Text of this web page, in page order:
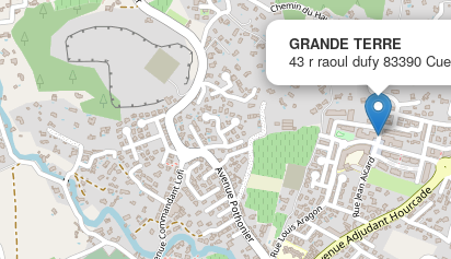
www.vme.plus/AB8757320
GRANDE TERRE
43 r raoul dufy83390 Cuers
GRANDE TERRE
43 r raoul dufy 83390